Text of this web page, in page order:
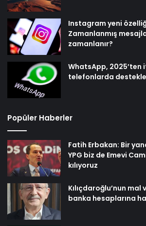
Instagram yeni
Zamanlanmış
zamanlanır?
WhatsApp, 2025’ten
telefonlarda
Popüler Haberler
Fatih Erbakan: Bir
YPG biz de Emevi
kılıyoruz
Kılıçdaroğlu’nun mal
banka hesaplarına